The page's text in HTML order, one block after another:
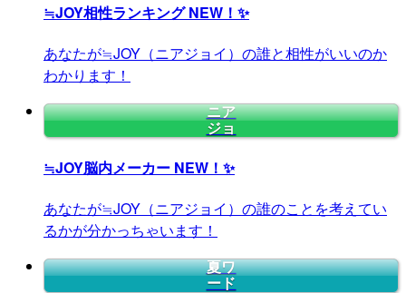
≒JOY相性ランキングNEW！✨
あなたが≒JOY（ニアジョイ）の誰と相性がいいのか
わかります！
ニア
ジョ
≒JOY脳内メーカー NEW！✨
あなたが≒JOY（ニアジョイ）の誰のことを考えてい
るかが分かっちゃいます！
夏ワ
ード